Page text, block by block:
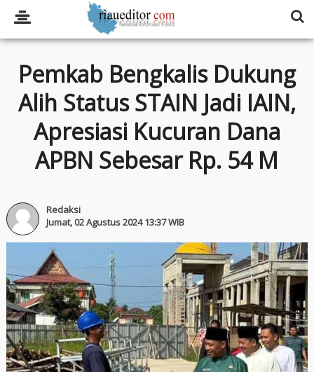
Pemkab Bengkalis Dukung
Alih Status STAIN Jadi IAIN,
Apresiasi Kucuran Dana
APBN Sebesar Rp. 54 M
Redaksi
Jumat, 02 Agustus 2024 13:37 WIB